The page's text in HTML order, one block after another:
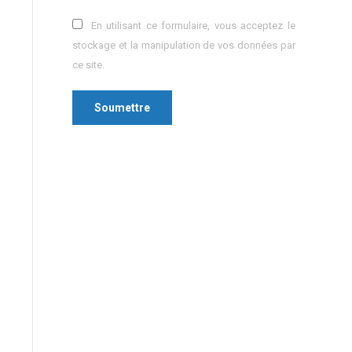
En utilisant ce formulaire, vous acceptez le
stockage et la manipulation de vos données par
ce site.
Soumettre